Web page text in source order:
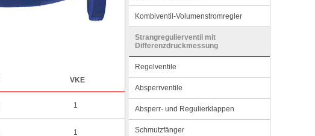
VKE
1
1
Kombiventil-Volumenstromregler
Strangregulierventil mit
Differenzdruckmessung
Regelventile
Absperrventile
Absperr- und Regulierklappen
Schmutzfänger